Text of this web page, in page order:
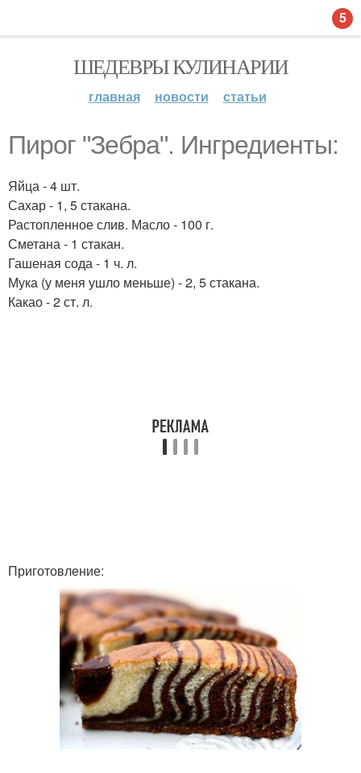
ШЕДЕВРЫ КУЛИНАРИИ
главная новости статьи
Пирог "Зебра". Ингредиенты:
Яйца - 4 шт.
Сахар - 1, 5 стакана.
Растопленное слив. Масло - 100 г.
Сметана - 1 стакан.
Гашеная сода - 1 ч. л.
Мука (у меня ушло меньше) - 2, 5 стакана.
Какао - 2 ст. л.
Приготовление:
5